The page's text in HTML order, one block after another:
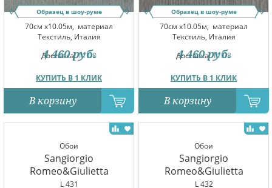
Образец в шоу-руме
70см x10.05м, материал
Текстиль, Италия
Доставка:11.08
КУПИТЬ В 1 КЛИК
4 460 руб.
В корзину
Образец в шоу-руме
70см x10.05м, материал
Текстиль, Италия
Доставка:11.08
КУПИТЬ В 1 КЛИК
4 460 руб.
В корзину
Обои
Sangiorgio
Romeo&Giulietta
L 431
Обои
Sangiorgio
Romeo&Giulietta
L 432